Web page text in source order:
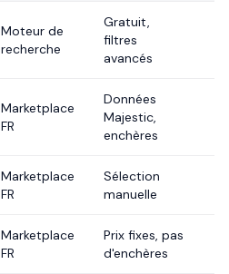
Moteur de
recherche
Gratuit,
filtres
avancés
Marketplace
FR
Données
Majestic,
enchères
Marketplace
FR
Sélection
manuelle
Marketplace
FR
Prix fixes, pas
d'enchères